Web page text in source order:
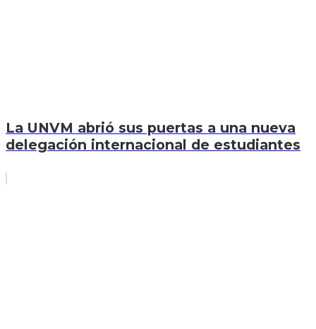
La UNVM abrió sus puertas a una nueva
delegación internacional de estudiantes